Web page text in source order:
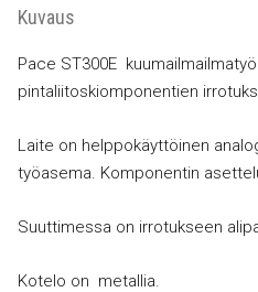
Kuvaus
Pace ST300E
pintaliitoskiomponentien
Laite on helppokäyttöinen
työasema. Komponentin
Suuttimessa on irrotukseen
Kotelo on metallia.